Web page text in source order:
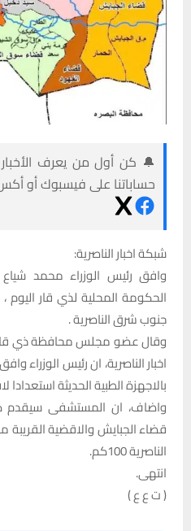
🔔 كن أول من يعرف الأخبار
حساباتنا على فيسبوك أو
شبكة اخبار الناصرية:
وافق رئيس الوزراء محمد
الحكومة المحلية لذي قار
جنوب شرق الناصرية .
وقال عضو مجلس محافظة ذي قار
اخبار الناصرية، ان رئيس
بالاجهزة الطبية الحديثة استعدادا
واضاف، ان المستشفى سيقدم
قضاء الجبايش والاقضية القريبة
الناصرية 100كم.
انتهى.
( ت ع ع )